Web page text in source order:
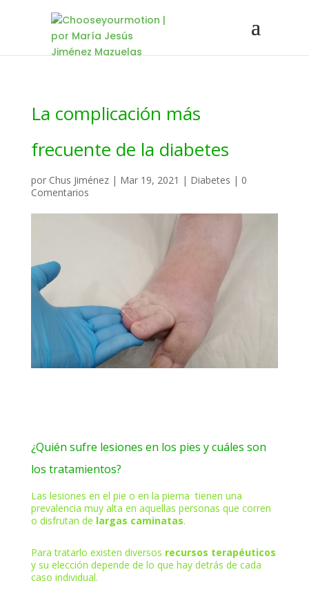
La complicación más
frecuente de la diabetes
por Chus Jiménez| Mar 19, 2021 | Diabetes | 0
Comentarios
¿Quién sufre lesiones en los pies y cuáles son
los tratamientos?
Las lesiones en el pie o en la pierna tienen una
prevalencia muy alta en aquellas personas que corren
o disfrutan de largas caminatas.
Para tratarlo existen diversos recursos terapéuticos
y su elección depende de lo que hay detrás de cada
caso individual.